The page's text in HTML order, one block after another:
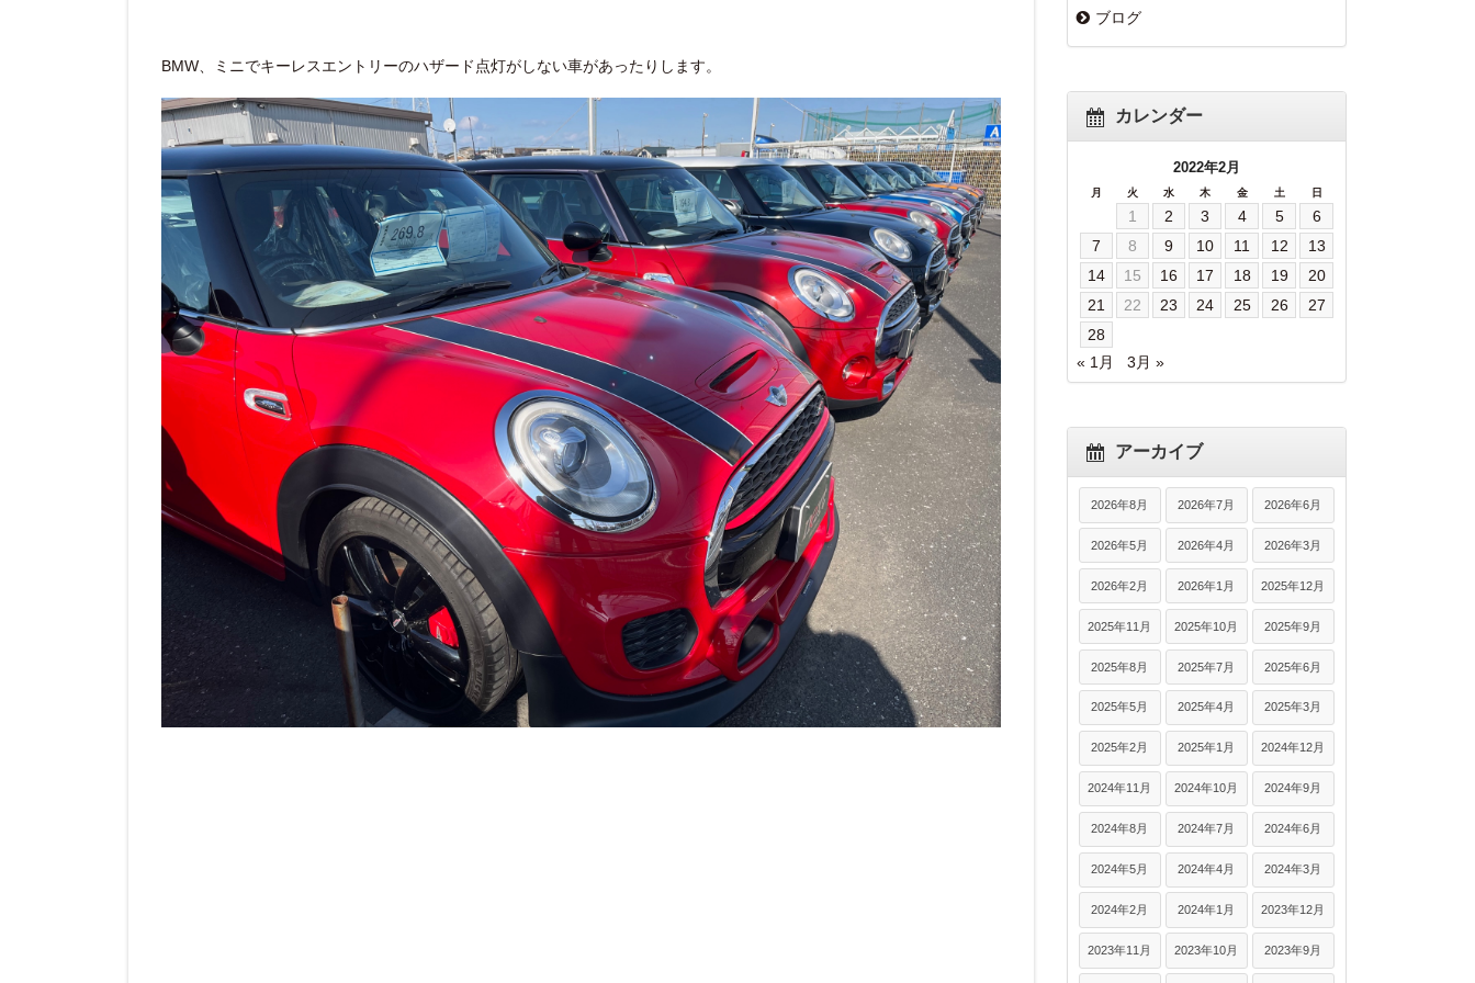
BMW、ミニでキーレスエントリーのハザード点灯がしない車があったりします。
ブログ
カレンダー
2022年2月
月 火 水 木 金 土 日
1 2 3 4 5
6
7
8 9 10 11 12
13
14
15 16 17 18 19
20
21
22 23 24 25 26
27
28
« 1月
3月 »
アーカイブ
2026年8月 2026年7月 2026年6月
2026年5月 2026年4月 2026年3月
2026年2月 2026年1月 2025年12月
2025年11月 2025年10月 2025年9月
2025年8月 2025年7月 2025年6月
2025年5月 2025年4月 2025年3月
2025年2月 2025年1月 2024年12月
2024年11月 2024年10月 2024年9月
2024年8月 2024年7月 2024年6月
2024年5月 2024年4月 2024年3月
2024年2月 2024年1月 2023年12月
2023年11月 2023年10月 2023年9月